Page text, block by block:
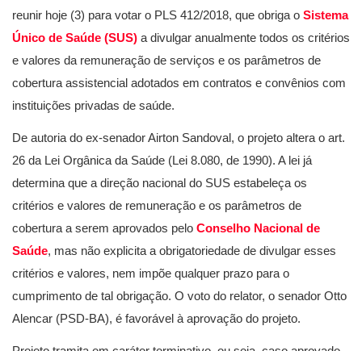
reunir hoje (3) para votar o PLS 412/2018, que obriga o Sistema
Único de Saúde (SUS) a divulgar anualmente todos os critérios
e valores da remuneração de serviços e os parâmetros de
cobertura assistencial adotados em contratos e convênios com
instituições privadas de saúde.
De autoria do ex-senador Airton Sandoval, o projeto altera o art.
26 da Lei Orgânica da Saúde (Lei 8.080, de 1990). A lei já
determina que a direção nacional do SUS estabeleça os
critérios e valores de remuneração e os parâmetros de
cobertura a serem aprovados pelo Conselho Nacional de
Saúde, mas não explicita a obrigatoriedade de divulgar esses
critérios e valores, nem impõe qualquer prazo para o
cumprimento de tal obrigação. O voto do relator, o senador Otto
Alencar (PSD-BA), é favorável à aprovação do projeto.